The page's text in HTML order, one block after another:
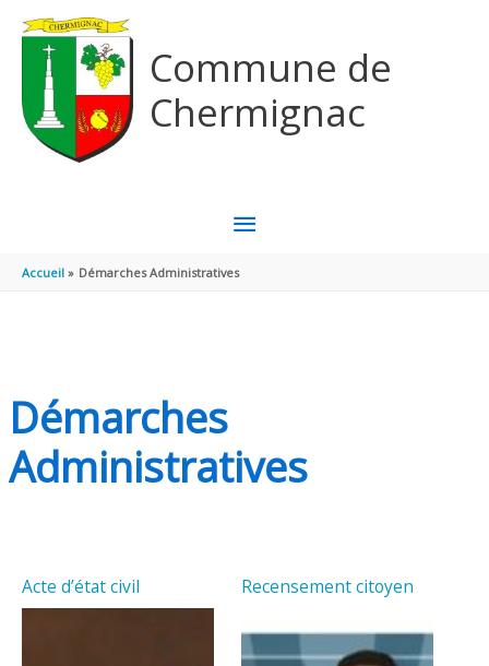
Commune de
Chermignac
MENU
PRINCIPAL
Accueil Démarches Administratives
Démarches
Administratives
Acte d’état civil Recensement citoyen